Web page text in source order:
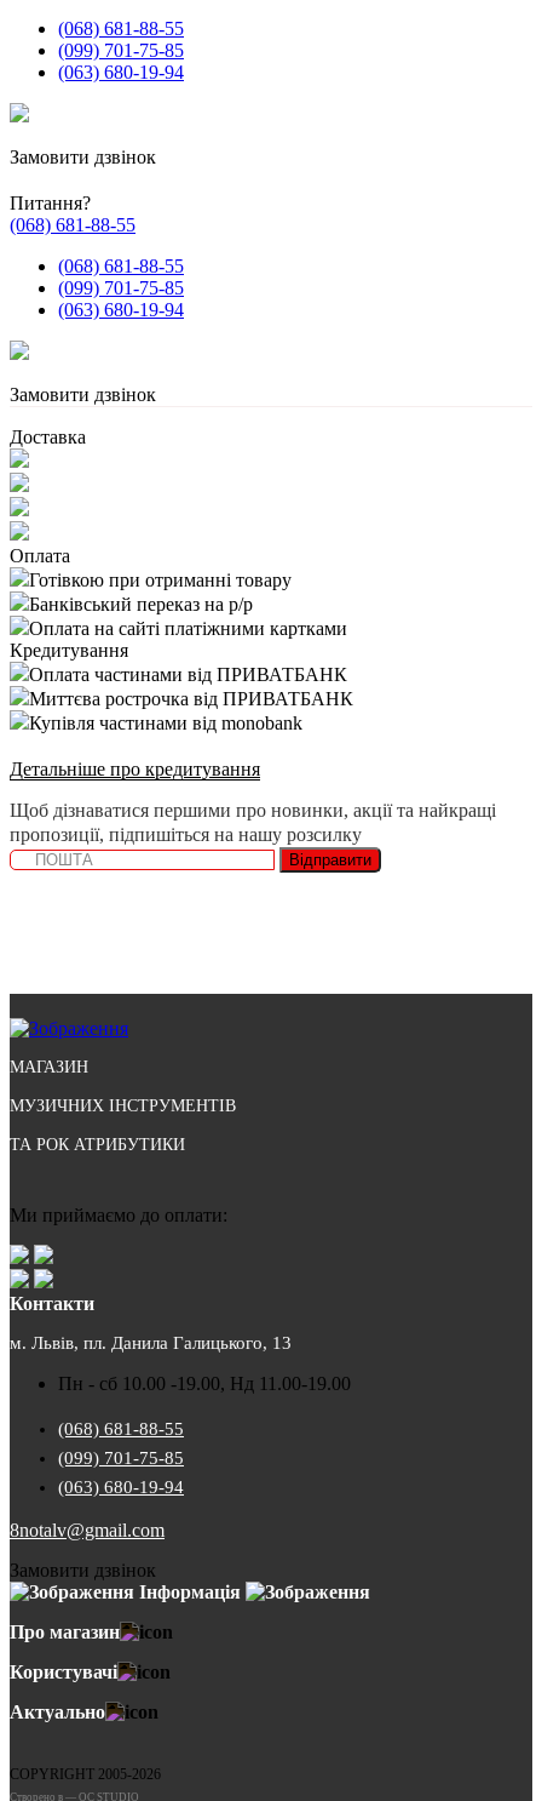
(068) 681-88-55
(099) 701-75-85
(063) 680-19-94
Замовити дзвінок
Питання?
(068) 681-88-55
(068) 681-88-55
(099) 701-75-85
(063) 680-19-94
Замовити дзвінок
Доставка
Оплата
Готівкою при отриманні товару
Банківський переказ на р/р
Оплата на сайті платіжними картками
Кредитування
Оплата частинами від ПРИВАТБАНК
Миттєва рострочка від ПРИВАТБАНК
Купівля частинами від monobank
Детальніше про кредитування
Щоб дізнаватися першими про новинки, акції та найкращі
пропозиції, підпишіться на нашу розсилку
Відправити
МАГАЗИН
МУЗИЧНИХ ІНСТРУМЕНТІВ
ТА РОК АТРИБУТИКИ
Ми приймаємо до оплати:
Контакти
м. Львів, пл. Данила Галицького, 13
Пн - сб 10.00 -19.00, Нд 11.00-19.00
(068) 681-88-55
(099) 701-75-85
(063) 680-19-94
8notalv@gmail.com
Замовити дзвінок
Інформація
Про магазин
Користувачі
Актуально
COPYRIGHT 2005-2026
Cтворено в — OC STUDIO